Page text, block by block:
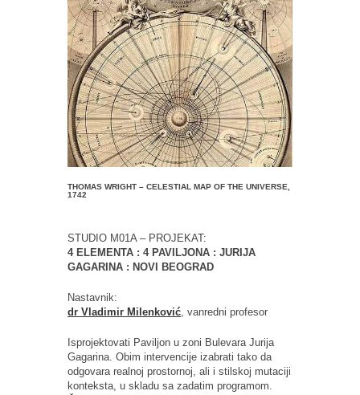
THOMAS WRIGHT – CELESTIAL MAP OF THE UNIVERSE,
1742
STUDIO M01A – PROJEKAT:
4 ELEMENTA : 4 PAVILJONA : JURIJA
GAGARINA : NOVI BEOGRAD
Nastavnik:
dr Vladimir Milenković, vanredni profesor
Isprojektovati Paviljon u zoni Bulevara Jurija
Gagarina. Obim intervencije izabrati tako da
odgovara realnoj prostornoj, ali i stilskoj mutaciji
konteksta, u skladu sa zadatim programom.